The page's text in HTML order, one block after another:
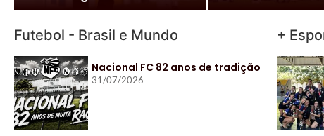
Futebol - Brasil e Mundo
Nacional FC 82 anos de tradição
31/07/2026
+